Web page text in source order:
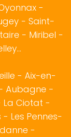
-
- Saint-
- Miribel -
- Aix-en-
Aubagne -
La Ciotat -
- Les Pennes-
-